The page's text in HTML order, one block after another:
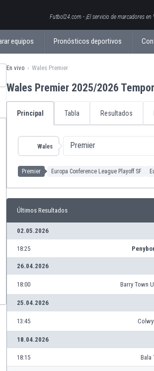
Futbol24.com - ¡El servicio de marcadores
equipos Pronósticos deportivos
En vivo Wales Premier
Wales Premier 2025/2026
Principal Tabla Resultados
Wales Premier
Premier Europa Conference League Playoff SF
Últimos Resultados
02.05.2026
18:25
26.04.2026
18:00 Barry Town
25.04.2026
13:45
18.04.2026
18:15 Bala